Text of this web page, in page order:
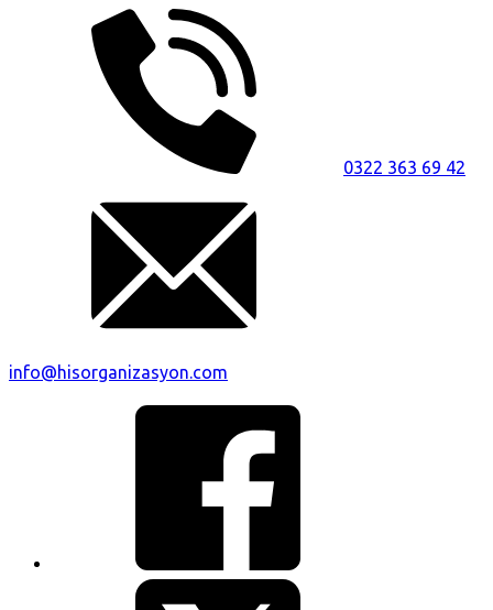
0322 363 69 42
info@hisorganizasyon.com